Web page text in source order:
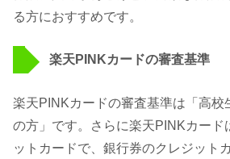
る方におすすめです。
楽天PINKカードの審査基準
楽天PINKカードの審査基準は「高校
の方」です。さらに楽天PINKカード
ットカードで、銀行券のクレジット